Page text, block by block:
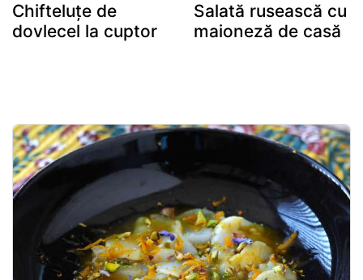
Chifteluțe de
dovlecel la cuptor
Salată rusească cu
maioneză de casă